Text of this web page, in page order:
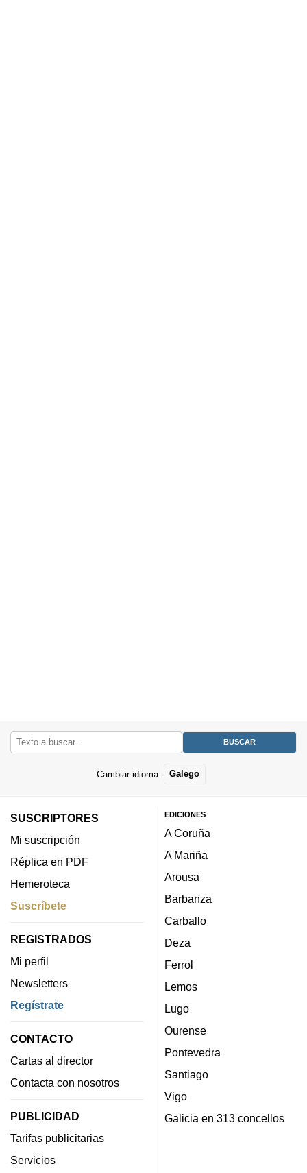
Cambiar idioma: Galego
SUSCRIPTORES
Mi suscripción
Réplica en PDF
Hemeroteca
Suscríbete
REGISTRADOS
Mi perfil
Newsletters
Regístrate
CONTACTO
Cartas al director
Contacta con nosotros
PUBLICIDAD
Tarifas publicitarias
Servicios
EDICIONES
A Coruña
A Mariña
Arousa
Barbanza
Carballo
Deza
Ferrol
Lemos
Lugo
Ourense
Pontevedra
Santiago
Vigo
Galicia en 313 concellos